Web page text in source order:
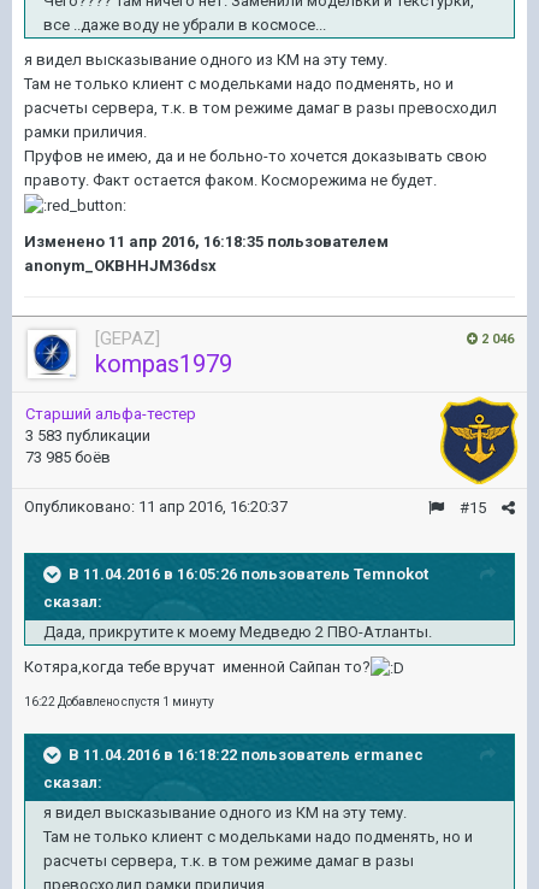
все ..даже воду не убрали в космосе...
я видел высказывание одного из КМ на эту тему.
Там не только клиент с модельками надо подменять, но и
расчеты сервера, т.к. в том режиме дамаг в разы превосходил
рамки приличия.
Пруфов не имею, да и не больно-то хочется доказывать свою
правоту. Факт остается факом. Косморежима не будет.
Изменено 11 апр 2016, 16:18:35 пользователем
anonym_OKBHHJM36dsx
2 046
[GEPAZ]
kompas1979
Старший альфа-тестер
3 583 публикации
73 985 боёв
#15
Опубликовано: 11 апр 2016, 16:20:37
В 11.04.2016 в 16:05:26 пользователь Temnokot
сказал:
Дада, прикрутите к моему Медведю 2 ПВО-Атланты.
Котяра,когда тебе вручат именной Сайпан то?
16:22 Добавлено спустя 1 минуту
В 11.04.2016 в 16:18:22 пользователь ermanec
сказал:
я видел высказывание одного из КМ на эту тему.
Там не только клиент с модельками надо подменять, но и
расчеты сервера, т.к. в том режиме дамаг в разы
превосходил рамки приличия.